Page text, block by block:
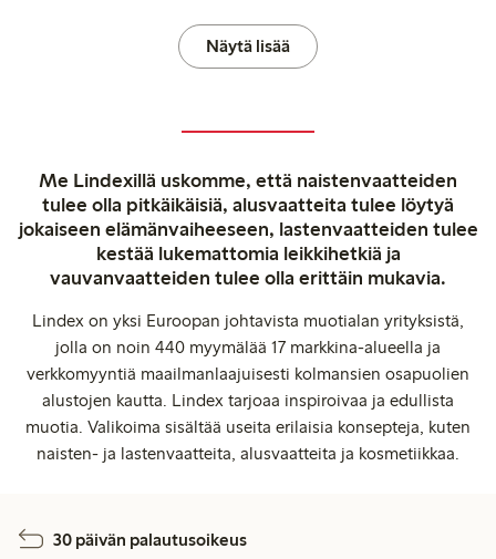
Näytä lisää
Me Lindexillä uskomme, että naistenvaatteiden
tulee olla pitkäikäisiä, alusvaatteita tulee löytyä
jokaiseen elämänvaiheeseen, lastenvaatteiden tulee
kestää lukemattomia leikkihetkiä ja
vauvanvaatteiden tulee olla erittäin mukavia.
Lindex on yksi Euroopan johtavista muotialan yrityksistä,
jolla on noin 440 myymälää 17 markkina-alueella ja
verkkomyyntiä maailmanlaajuisesti kolmansien osapuolien
alustojen kautta. Lindex tarjoaa inspiroivaa ja edullista
muotia. Valikoima sisältää useita erilaisia konsepteja, kuten
naisten- ja lastenvaatteita, alusvaatteita ja kosmetiikkaa.
30 päivän palautusoikeus